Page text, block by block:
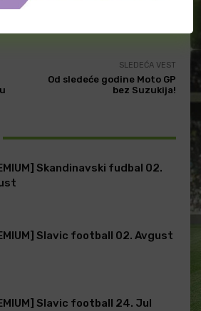
SLEDEĆA VEST
Od sledeće godine Moto GP
bez Suzukija!
Skandinavski fudbal 02.
Slavic football 02. Avgust
Slavic football 24. Jul